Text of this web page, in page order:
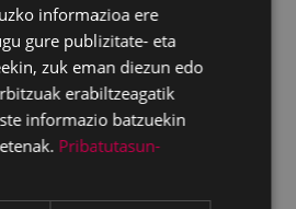
informazioa ere
gure publizitate- eta
zuk eman diezun edo
erabiltzeagatik
informazio batzuekin
Pribatutasun-